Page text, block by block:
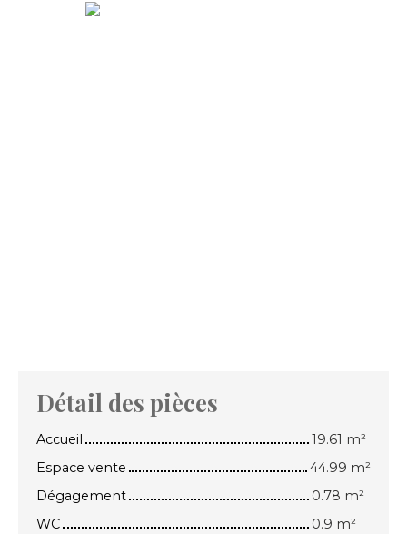
Détail des pièces
Accueil
19.61 m²
Espace vente
44.99 m²
Dégagement
0.78 m²
WC
0.9 m²